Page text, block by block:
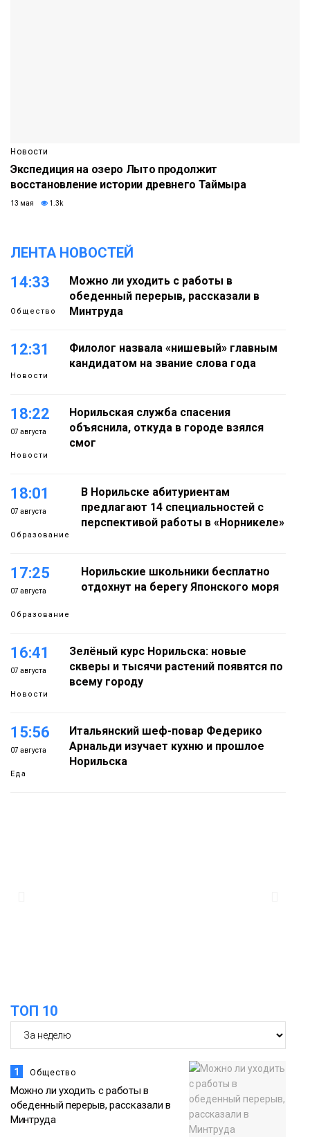
Новости
Экспедиция на озеро Лыто продолжит
восстановление истории древнего Таймыра
13 мая 1.3k
ЛЕНТА НОВОСТЕЙ
14:33
Общество
Можно ли уходить с работы в
обеденный перерыв, рассказали в
Минтруда
12:31
Новости
Филолог назвала «нишевый» главным
кандидатом на звание слова года
18:22
07 августа
Новости
Норильская служба спасения
объяснила, откуда в городе взялся
смог
18:01
07 августа
Образование
В Норильске абитуриентам
предлагают 14 специальностей с
перспективой работы в «Норникеле»
17:25
07 августа
Образование
Норильские школьники бесплатно
отдохнут на берегу Японского моря
16:41
07 августа
Новости
Зелёный курс Норильска: новые
скверы и тысячи растений появятся по
всему городу
15:56
07 августа
Еда
Итальянский шеф-повар Федерико
Арнальди изучает кухню и прошлое
Норильска
Новости
ТОП 10
1 Общество
Можно ли уходить с работы в
обеденный перерыв, рассказали в
Минтруда